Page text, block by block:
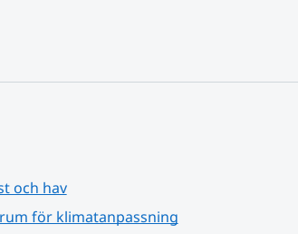
och hav
för klimatanpassning